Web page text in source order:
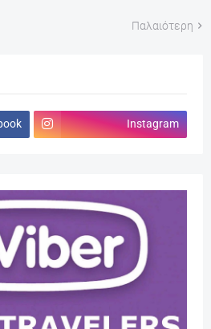
Παλαιότερη
Instagram